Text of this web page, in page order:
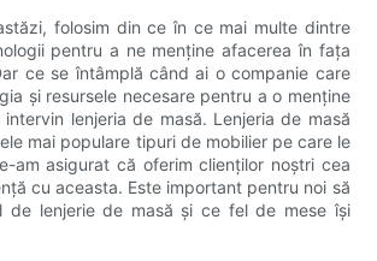
folosim din ce în ce mai multe dintre
pentru a ne menține afacerea în fața
ce se întâmplă când ai o companie care
și resursele necesare pentru a o menține
lenjeria de masă. Lenjeria de masă
mai populare tipuri de mobilier pe care le
am asigurat că oferim clienților noștri cea
cu aceasta. Este important pentru noi să
de lenjerie de masă și ce fel de mese își